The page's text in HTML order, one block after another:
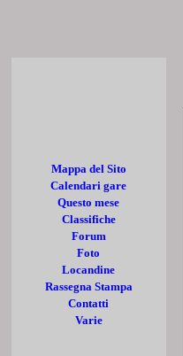
Mappa del Sito
Calendari gare
Questo mese
Classifiche
Forum
Foto
Locandine
Rassegna Stampa
Contatti
Varie